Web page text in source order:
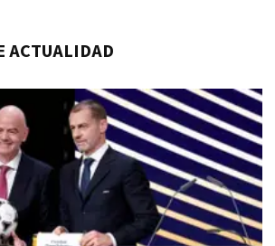
ACTUALIDAD